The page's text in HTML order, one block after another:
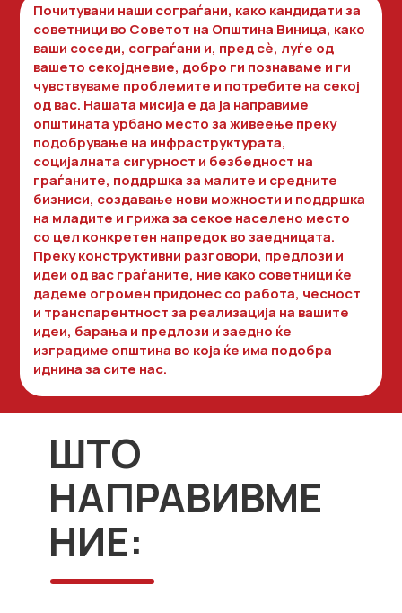
Почитувани наши сограѓани, како кандидати за
советници во Советот на Општина Виница, како
ваши соседи, сограѓани и, пред сѐ, луѓе од
вашето секојдневие, добро ги познаваме и ги
чувствуваме проблемите и потребите на секој
од вас. Нашата мисија е да ја направиме
општината урбано место за живеење преку
подобрување на инфраструктурата,
социјалната сигурност и безбедност на
граѓаните, поддршка за малите и средните
бизниси, создавање нови можности и поддршка
на младите и грижа за секое населено место
со цел конкретен напредок во заедницата.
Преку конструктивни разговори, предлози и
идеи од вас граѓаните, ние како советници ќе
дадеме огромен придонес со работа, чесност
и транспарентност за реализација на вашите
идеи, барања и предлози и заедно ќе
изградиме општина во која ќе има подобра
иднина за сите нас.
ШТО
НАПРАВИВМЕ
НИЕ: